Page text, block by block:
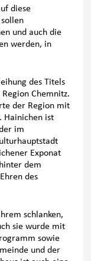
diese
und auch die
werden, in
des Titels
Chemnitz.
der Region mit
Hainichen ist
im
Exponat
dem
des
schlanken,
sie wurde mit
sowie
und der